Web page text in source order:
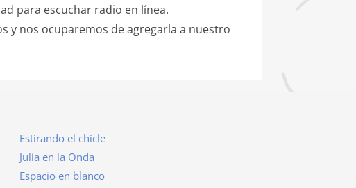
para escuchar radio en línea.
y nos ocuparemos de agregarla a nuestro
Estirando el chicle
Julia en la Onda
Espacio en blanco